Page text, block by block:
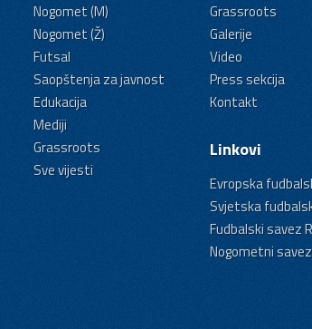
Nogomet (M)
Nogomet (Ž)
Futsal
Saopštenja za javnost
Edukacija
Mediji
Grassroots
Sve vijesti
Grassroots
Galerije
Video
Press sekcija
Kontakt
Linkovi
Evropska
Svjetska
Fudbalski savez
Nogometni